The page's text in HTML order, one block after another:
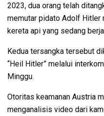
2023, dua orang telah
memutar pidato Adolf Hitler
kereta api yang sedang
Kedua tersangka tersebut
“Heil Hitler” melalui
Minggu.
Otoritas keamanan Austria
menganalisis video dari